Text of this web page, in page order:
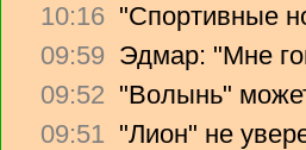
10:16 "Спортивные
09:59 Эдмар: "Мне
09:52 "Волынь"
09:51 "Лион" не